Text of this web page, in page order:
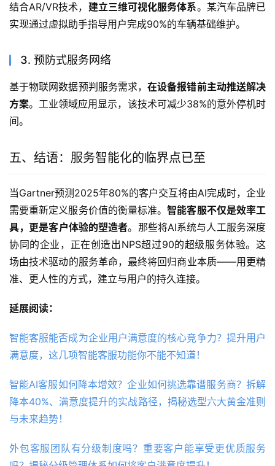
结合AR/VR技术， 建立三维可视化服务体系。某汽车品牌已
实现通过虚拟助手指导用户完成90%的车辆基础维护。
3. 预防式服务网络
基于物联网数据预判服务需求，在设备报错前主动推送解决
方案。工业领域应用显示，该技术可减少38%的意外停机时
间。
五、结语：服务智能化的临界点已至
当Gartner预测2025年80%的客户交互将由AI完成时，企业
需要重新定义服务价值的衡量标准。智能客服不仅是效率工
具，更是客户体验的塑造者。那些将AI系统与人工服务深度
协同的企业，正在创造出NPS超过90的超级服务体验。这
场由技术驱动的服务革命，最终将回归商业本质——用更精
准、更人性的方式，建立与用户的持久连接。
延展阅读：
智能客服能否成为企业用户满意度的核心竞争力？提升用户
满意度，这几项智能客服功能你不能不知道！
智能AI客服如何降本增效？企业如何挑选靠谱服务商？拆解
降本40%、满意度提升的实战路径，揭秘选型六大黄金准则
与未来趋势！
外包客服团队有分级制度吗？重要客户能享受更优质服务